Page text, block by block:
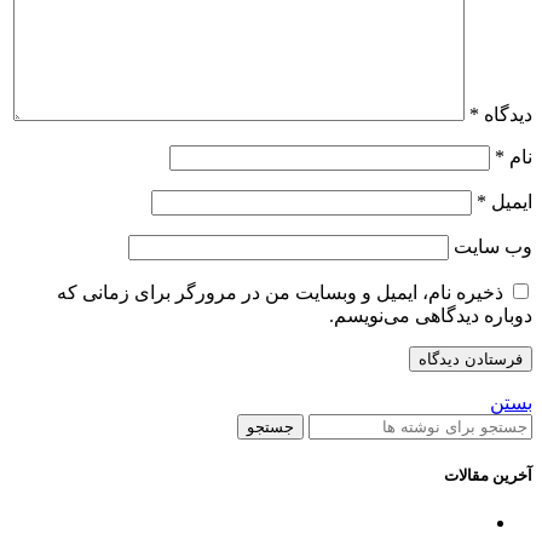
دیدگاه *
نام *
ایمیل *
وب‌ سایت
ذخیره نام، ایمیل و وبسایت من در مرورگر برای زمانی که
دوباره دیدگاهی می‌نویسم.
بستن
جستجو
آخرین مقالات